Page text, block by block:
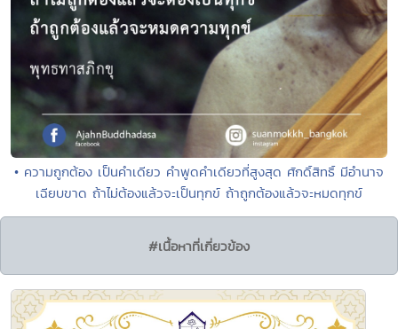
• ความถูกต้อง เป็นคำเดียว คำพูดคำเดียวที่สูงสุด ศักดิ์สิทธิ์ มีอำนาจ
เฉียบขาด ถ้าไม่ต้องแล้วจะเป็นทุกข์ ถ้าถูกต้องแล้วจะหมดทุกข์
#เนื้อหาที่เกี่ยวข้อง